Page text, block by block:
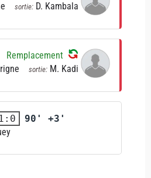
sortie: D. Kambala
Remplacement
sortie: M. Kadi
1:0
90' +3'